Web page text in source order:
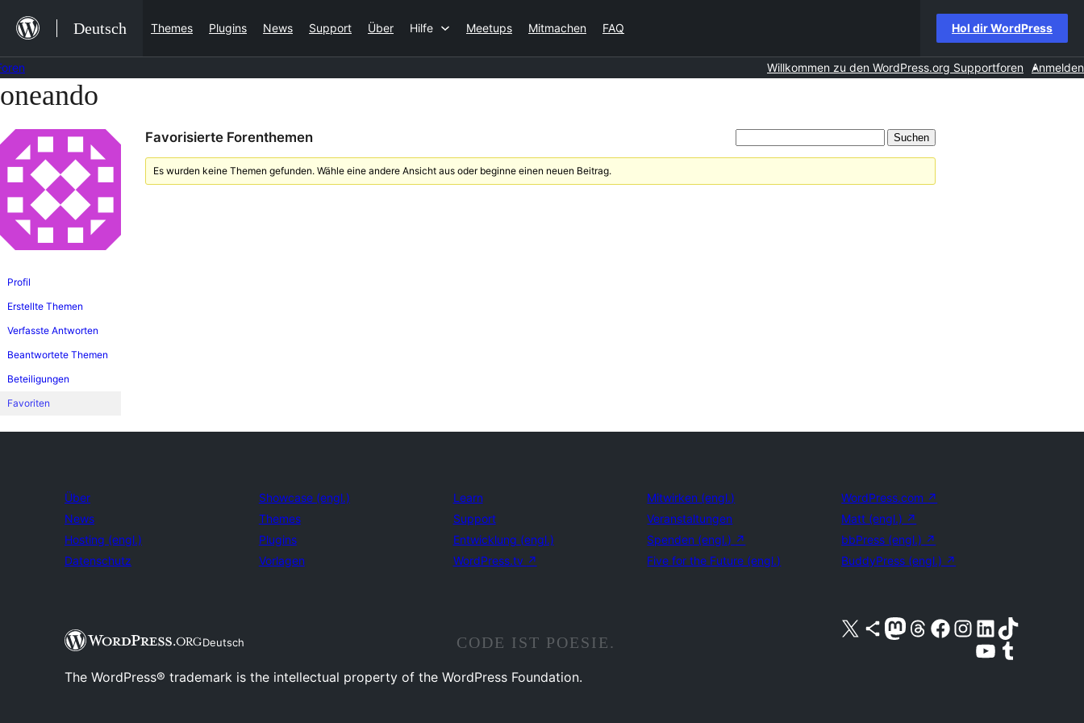
Inhalt
springen
Deutsch Themes Plugins News Support Über Hilfe Meetups Mitmachen FAQ Hol dir WordPress
Willkommen zu den WordPress.org Supportforen Anmelden
Zum
springen
oneando
Profil
Erstellte Themen
Verfasste Antworten
Beantwortete Themen
Beteiligungen
Favoriten
Favorisierte Forenthemen
Es wurden keine Themen gefunden. Wähle eine andere Ansicht aus oder beginne einen neuen Beitrag.
Über
News
Hosting (engl.)
Datenschutz
Showcase (engl.)
Themes
Plugins
Vorlagen
Learn
Support
Entwicklung (engl.)
WordPress.tv ↗
Mitwirken (engl.)
Veranstaltungen
Spenden (engl.) ↗
Five for the Future (engl.)
WordPress.com ↗
Matt (engl.) ↗
bbPress (engl.) ↗
BuddyPress (engl.) ↗
Deutsch
Unser X-Konto (früher Twitter) besuchen
Unser Bluesky-Konto besuchen
Unser Mastodon-Konto besuchen
Unser Threads-Konto besuchen
Unsere Facebook-Seite besuchen
Unser Instagram-Konto besuchen
Unser LinkedIn-Konto besuchen
Unser TikTok-Konto
Unseren YouTube-Kanal besuchen
Unser Tumblr-Konto
CODE IST POESIE.
The WordPress® trademark is the intellectual property of the WordPress Foundation.